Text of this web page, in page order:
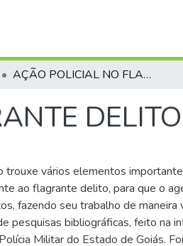
AÇÃO POLICIAL NO FLAGRANTE DELITO
DELITO
trouxe vários elementos
ao flagrante delito, para que o
fazendo seu trabalho de maneira
pesquisas bibliográficas, feito na
Militar do Estado de Goiás.